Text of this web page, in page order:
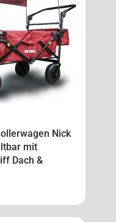
Nick
mit
Dach &